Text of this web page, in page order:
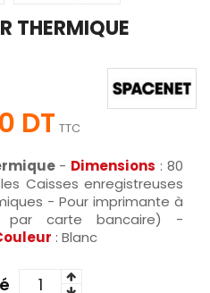
THERMIQUE
DT TTC
- Dimensions : 80
Caisses enregistreuses
- Pour imprimante à
par carte bancaire) -
: Blanc